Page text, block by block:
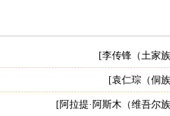
[李传锋（土家
[袁仁琮（侗
[阿拉提·阿斯木（维吾尔